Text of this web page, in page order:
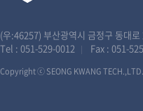
(우:46257) 부산광역시 금정구 동대
Tel : 051-529-0012 | Fax : 051-
Copyright ⓒ SEONG KWANG